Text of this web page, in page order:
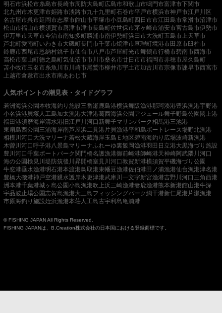
明石市浜松市糸島市長崎市周防大島町広島市和歌山市鳴門市富津市下関市
北九州市木更津市姫路市淡路市九十九里町石巻市平戸市横浜市神戸市江戸川区
名古屋市呉市延岡市志摩市館山市平塚市小豆島町四日市市江田島市常滑市沼津市
松山市福山市横須賀市唐津市津市長島町佐世保市茅ヶ崎市浦安市宮古島市伊勢市
伊万里市天草市今治市南知多町勝浦市南伊勢町浜田市大洗町五島市 上天草市
芦北町愛南町いわき市大磯町長門市千葉市焼津市亘理町境港市田原市臼杵市
鈴鹿市西尾市恩納村銚子市仙台市八戸市芦屋町光市舞鶴市行橋市碧南市西海市
高松市葉山町徳之島町気仙沼市市川市桑名市廿日市市福岡市赤穂市屋久島町
苫小牧市玉名市糸魚川市川崎市尾鷲市柳井市宇土市加古川市宗像市諫早市西宮市
上越市倉敷市出水市南あわじ市
人気ポイントの潮見表・タイドグラフ
若洲海浜公園本牧海釣り施設三番瀬鹿島港横浜舞阪漁港那珂湊港豊浜漁港宇野港
小名浜港 貝塚人工島加太漁港大津港葛西海浜公園 アジュール舞子野島公園 閖上港
福田港須磨海岸清水港 旧江戸川河口 新舞子マリンパーク相馬港三池港
東扇島西公園 三浦海岸南芦屋浜二見港 片貝漁港平和島ボートレース場野北漁港
相模川河口 大洗マリーナ若松大蔵海岸玉島Ｅ地区碧南海釣り広場波崎新漁港
木曽川河口呼子港八景島マリーナふれーゆ裏飯岡漁港羽田 日立港大黒海づり施設
豊川河口千葉ポートパーク 関門橋名護漁港御前崎港師崎港天神崎 阿武隈川河口
海の公園検見川堤防筑後川昇開橋室見川河口敦賀新港横須賀平磯海づり公園
牛窓港垂水漁港明石港本渡港鳥取港東幡豆漁港佐伯港 田ノ浦漁港仙台漁港津名港
豊橋大磯港神戸空港親水護岸木更津港武庫川一文字新宮漁港吉野川河口 三角西港
洲本港千葉港城ヶ島公園小島漁港吹上浜三崎漁港妻鹿漁港熊本新港館山港牛深
宇品波止場公園志賀島漁港大三島フィッシングパーク網干港新仁尾港 片瀬漁港
市原海釣り施設姪浜漁港本荘人工島古宇利島亀浦港
© FISHING JAPAN All Rights Reserved.
FISHING JAPANは、B.Creation株式会社の日本国における登録商標です。